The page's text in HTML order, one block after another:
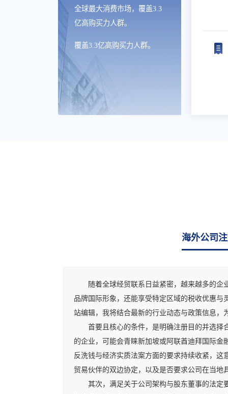
全球最大消费市场，覆盖3.3
亿高购买力人群。
覆盖3.3亿高购买力人群。
海外公司
随着全球经贸联系日益紧密，越来越多的企业
品牌国际形象，还能享受特定区域的税收优惠
站编辑，我将结合最新的行业动态与政策信息
首要且核心的条件，是明确注册目的并选择合
的企业，可能会青睐新加坡或阿联酋迪拜国际
反洗钱与经济实质法案方面的要求持续收紧，
贸易伙伴的双边协定，以及是否要求公司在当
其次，满足关于公司架构与股东董事的法定要